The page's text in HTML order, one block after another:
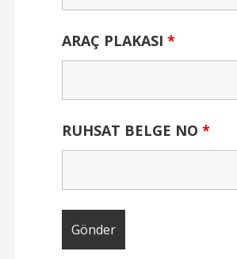
ARAÇ PLAKASI *
RUHSAT BELGE NO *